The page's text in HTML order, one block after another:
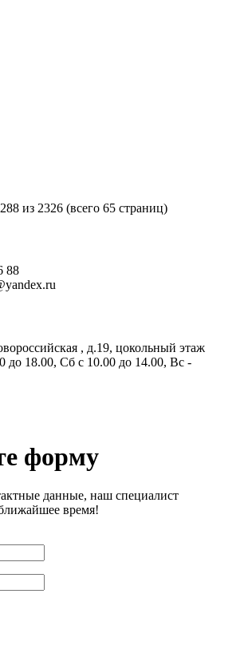
из 2326 (всего 65 страниц)
88
, д.19, цокольный этаж
до 18.00, Сб с 10.00 до 14.00, Вс -
форму
данные, наш специалист
время!